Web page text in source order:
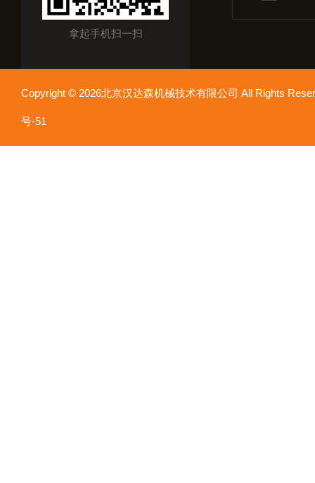
拿起手机扫一扫
Copyright © 2026北京汉达森机械技术有限公司 All Rights
号-51